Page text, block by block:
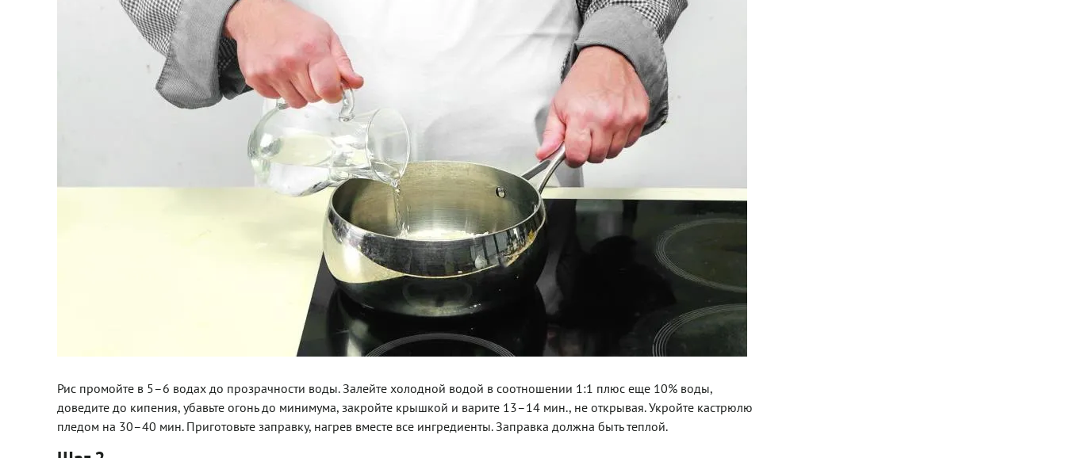
Рис промойте в 5–6 водах до прозрачности воды. Залейте холодной водой в соотношении 1:1 плюс еще 10% воды,
доведите до кипения, убавьте огонь до минимума, закройте крышкой и варите 13–14 мин., не открывая. Укройте кастрюлю
пледом на 30–40 мин. Приготовьте заправку, нагрев вместе все ингредиенты. Заправка­ должна быть теплой.